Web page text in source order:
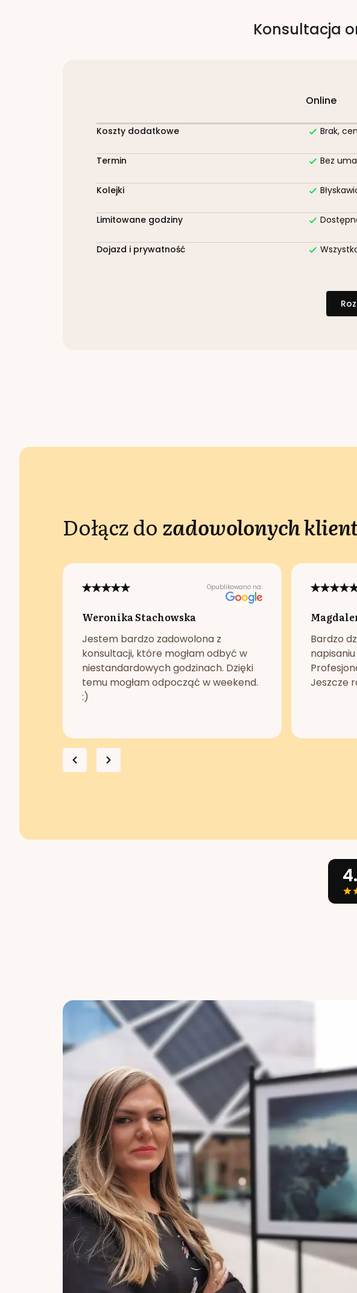
Konsultacja
Online
Koszty dodatkowe Brak,
Termin Bez
Kolejki
Limitowane godziny
Dojazd i prywatność
Dołącz do zadowolonych
Opublikowano na:
Weronika Stachowska
Jestem bardzo zadowolona z
konsultacji, które mogłam odbyć w
niestandardowych godzinach. Dzięki
temu mogłam odpocząć w weekend.
:)
Bardzo
Jeszcze